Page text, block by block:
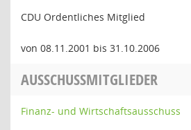
CDU Ordentliches Mitglied
von 08.11.2001 bis 31.10.2006
AUSSCHUSSMITGLIEDER
Finanz- und Wirtschaftsausschuss